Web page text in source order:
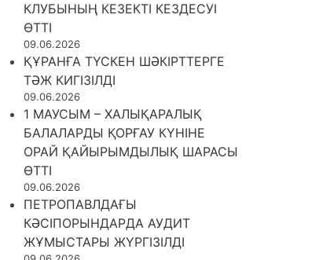
КЛУБЫНЫҢ КЕЗЕКТІ КЕЗДЕСУІ
ӨТТІ
09.06.2026
ҚҰРАНҒА ТҮСКЕН ШӘКІРТТЕРГЕ
ТӘЖ КИГІЗІЛДІ
09.06.2026
1 МАУСЫМ – ХАЛЫҚАРАЛЫҚ
БАЛАЛАРДЫ ҚОРҒАУ КҮНІНЕ
ОРАЙ ҚАЙЫРЫМДЫЛЫҚ ШАРАСЫ
ӨТТІ
09.06.2026
ПЕТРОПАВЛДАҒЫ
КӘСІПОРЫНДАРДА АУДИТ
ЖҰМЫСТАРЫ ЖҮРГІЗІЛДІ